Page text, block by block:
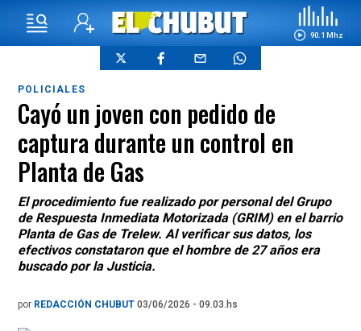
90.1 Mhz
POLICIALES
Cayó un joven con pedido de
captura durante un control en
Planta de Gas
El procedimiento fue realizado por personal del Grupo
de Respuesta Inmediata Motorizada (GRIM) en el barrio
Planta de Gas de Trelew. Al verificar sus datos, los
efectivos constataron que el hombre de 27 años era
buscado por la Justicia.
por REDACCIÓN CHUBUT 03/06/2026 - 09.03.hs